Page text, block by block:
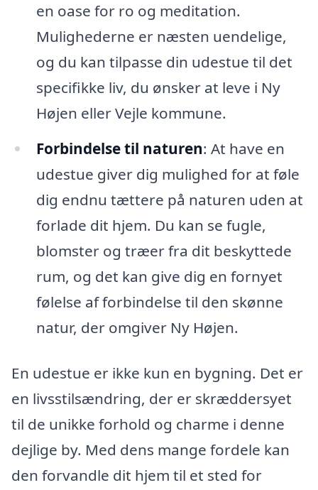
en oase for ro og meditation.
Mulighederne er næsten uendelige,
og du kan tilpasse din udestue til det
specifikke liv, du ønsker at leve i Ny
Højen eller Vejle kommune.
Forbindelse til naturen: At have en
udestue giver dig mulighed for at føle
dig endnu tættere på naturen uden at
forlade dit hjem. Du kan se fugle,
blomster og træer fra dit beskyttede
rum, og det kan give dig en fornyet
følelse af forbindelse til den skønne
natur, der omgiver Ny Højen.
En udestue er ikke kun en bygning. Det er
en livsstilsændring, der er skræddersyet
til de unikke forhold og charme i denne
dejlige by. Med dens mange fordele kan
den forvandle dit hjem til et sted for